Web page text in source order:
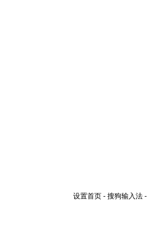
设置首页 - 搜狗输入法 -